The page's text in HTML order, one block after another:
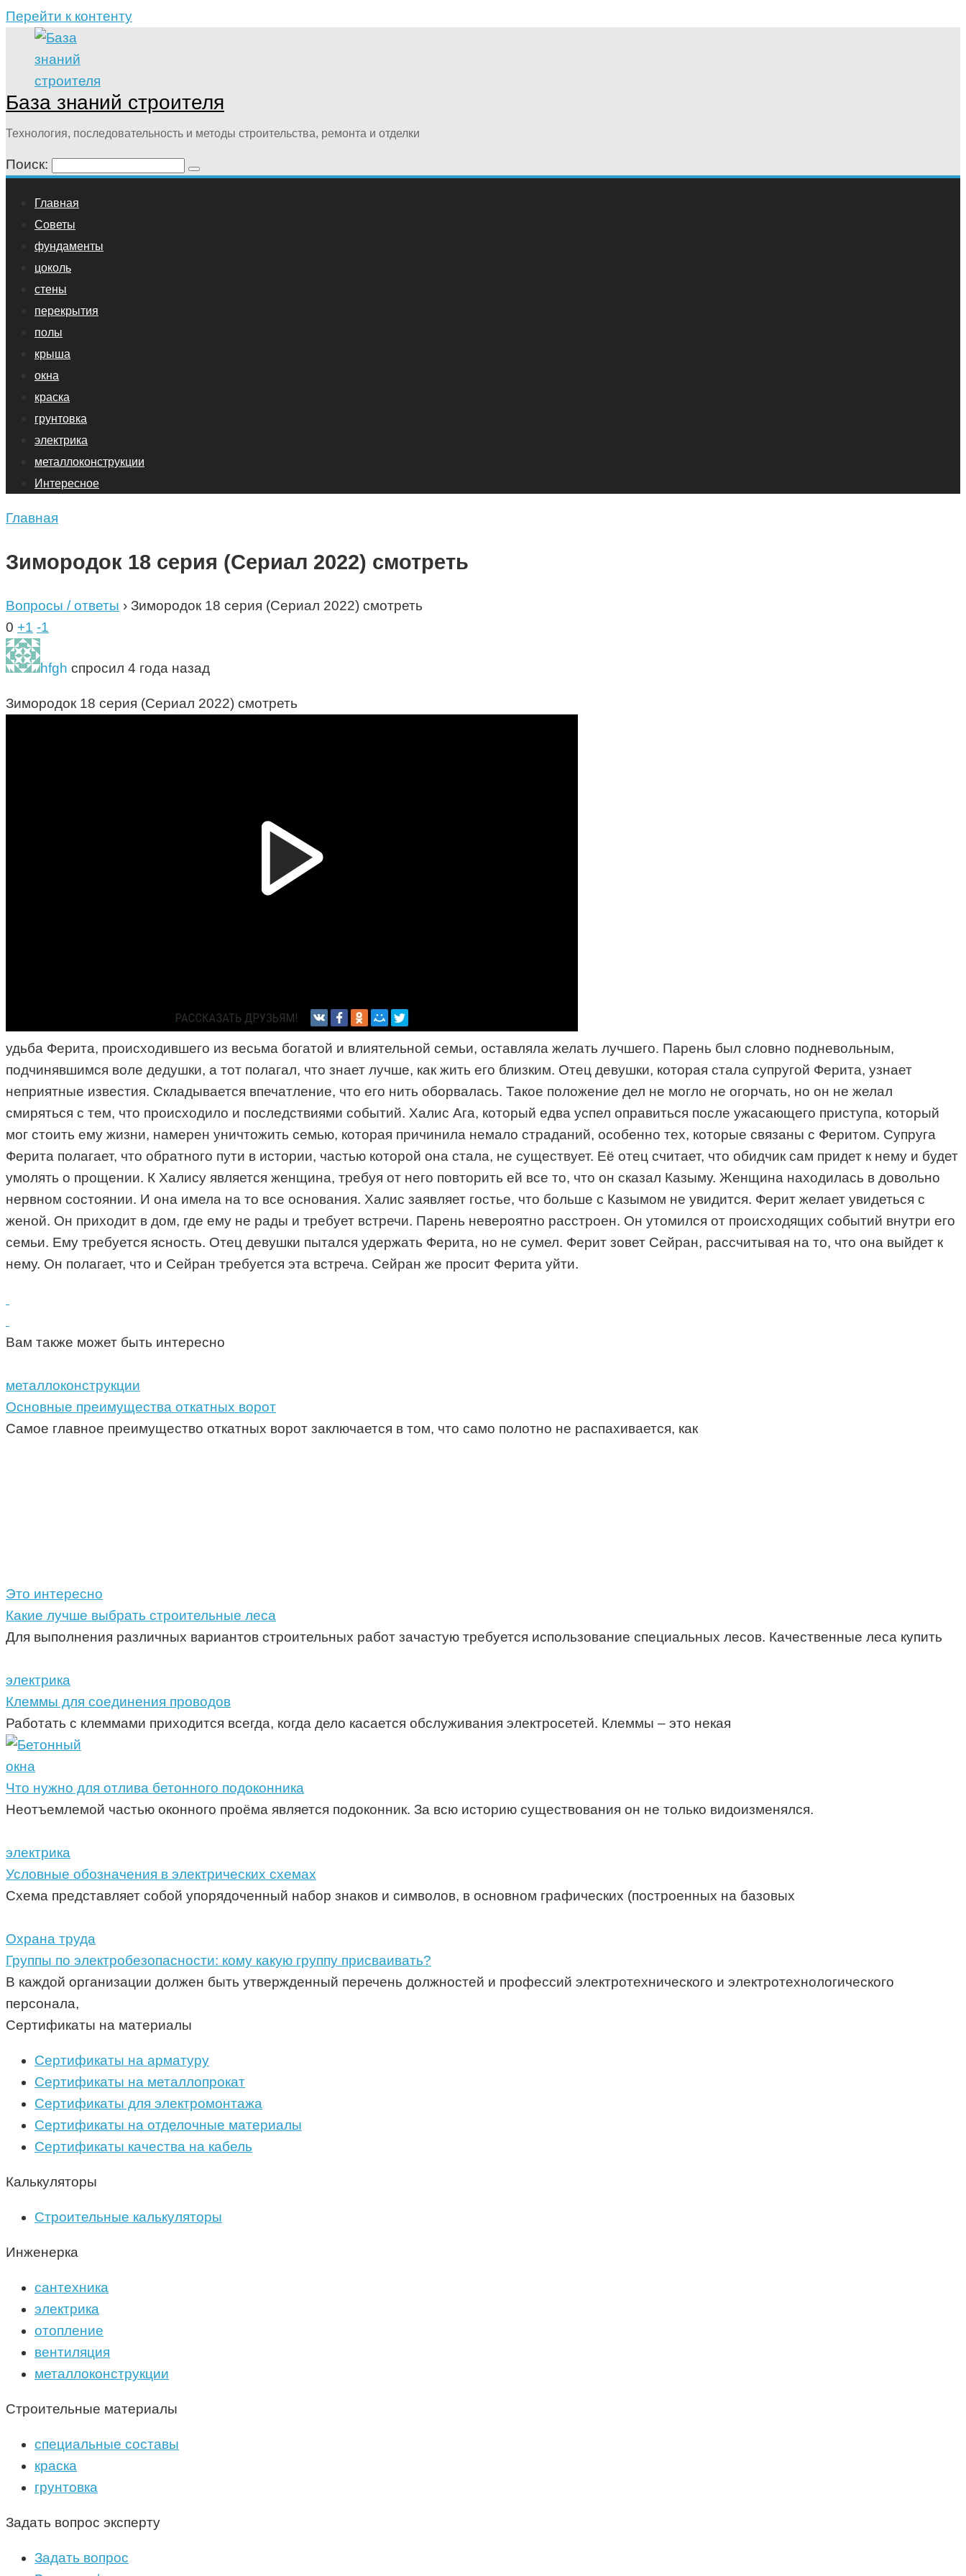
Перейти к контенту
База знаний строителя
Технология, последовательность и методы строительства, ремонта и отделки
Поиск:
Главная
Советы
фундаменты
цоколь
стены
перекрытия
полы
крыша
окна
краска
грунтовка
электрика
металлоконструкции
Интересное
Главная
Зимородок 18 серия (Сериал 2022) смотреть
Вопросы / ответы › Зимородок 18 серия (Сериал 2022) смотреть
0 +1 -1
hfgh спросил 4 года назад
Зимородок 18 серия (Сериал 2022) смотреть
удьба Ферита, происходившего из весьма богатой и влиятельной семьи, оставляла желать лучшего. Парень был словно подневольным,
подчинявшимся воле дедушки, а тот полагал, что знает лучше, как жить его близким. Отец девушки, которая стала супругой Ферита, узнает
неприятные известия. Складывается впечатление, что его нить оборвалась. Такое положение дел не могло не огорчать, но он не желал
смиряться с тем, что происходило и последствиями событий. Халис Ага, который едва успел оправиться после ужасающего приступа, который
мог стоить ему жизни, намерен уничтожить семью, которая причинила немало страданий, особенно тех, которые связаны с Феритом. Супруга
Ферита полагает, что обратного пути в истории, частью которой она стала, не существует. Её отец считает, что обидчик сам придет к нему и будет
умолять о прощении. К Халису является женщина, требуя от него повторить ей все то, что он сказал Казыму. Женщина находилась в довольно
нервном состоянии. И она имела на то все основания. Халис заявляет гостье, что больше с Казымом не увидится. Ферит желает увидеться с
женой. Он приходит в дом, где ему не рады и требует встречи. Парень невероятно расстроен. Он утомился от происходящих событий внутри его
семьи. Ему требуется ясность. Отец девушки пытался удержать Ферита, но не сумел. Ферит зовет Сейран, рассчитывая на то, что она выйдет к
нему. Он полагает, что и Сейран требуется эта встреча. Сейран же просит Ферита уйти.
Вам также может быть интересно
металлоконструкции
Основные преимущества откатных ворот
Самое главное преимущество откатных ворот заключается в том, что само полотно не распахивается, как
Это интересно
Какие лучше выбрать строительные леса
Для выполнения различных вариантов строительных работ зачастую требуется использование специальных лесов. Качественные леса купить
электрика
Клеммы для соединения проводов
Работать с клеммами приходится всегда, когда дело касается обслуживания электросетей. Клеммы – это некая
окна
Что нужно для отлива бетонного подоконника
Неотъемлемой частью оконного проёма является подоконник. За всю историю существования он не только видоизменялся.
электрика
Условные обозначения в электрических схемах
Схема представляет собой упорядоченный набор знаков и символов, в основном графических (построенных на базовых
Охрана труда
Группы по электробезопасности: кому какую группу присваивать?
В каждой организации должен быть утвержденный перечень должностей и профессий электротехнического и электротехнологического
персонала,
Сертификаты на материалы
Сертификаты на арматуру
Сертификаты на металлопрокат
Сертификаты для электромонтажа
Сертификаты на отделочные материалы
Сертификаты качества на кабель
Калькуляторы
Строительные калькуляторы
Инженерка
сантехника
электрика
отопление
вентиляция
металлоконструкции
Строительные материалы
специальные составы
краска
грунтовка
Задать вопрос эксперту
Задать вопрос